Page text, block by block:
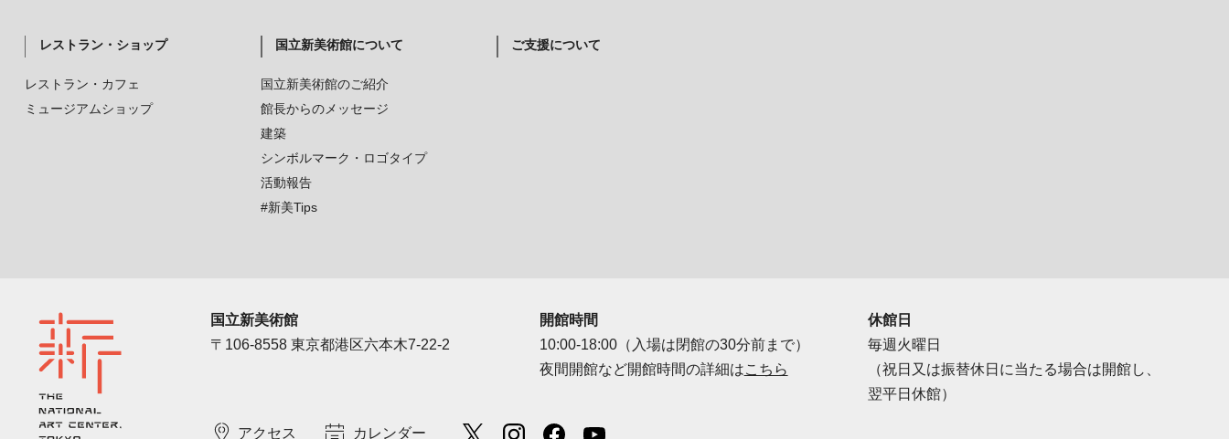
レストラン・ショップ
レストラン・カフェ
ミュージアムショップ
国立新美術館について
国立新美術館のご紹介
館長からのメッセージ
建築
シンボルマーク・ロゴタイプ
活動報告
#新美Tips
ご支援について
国立新美術館
〒106-8558 東京都港区六本木7-22-2
開館時間
10:00-18:00（入場は閉館の30分前まで）
夜間開館など開館時間の詳細はこちら
休館日
毎週火曜日
（祝日又は振替休日に当たる場合は開館し、
翌平日休館）
アクセス カレンダー